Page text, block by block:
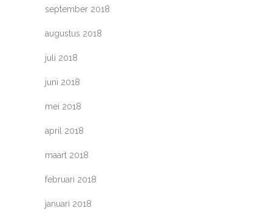
september 2018
augustus 2018
juli 2018
juni 2018
mei 2018
april 2018
maart 2018
februari 2018
januari 2018